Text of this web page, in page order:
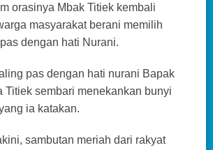
orasinya Mbak Titiek kembali
masyarakat berani memilih
dengan hati Nurani.
pas dengan hati nurani Bapak
Titiek sembari menekankan bunyi
ia katakan.
sambutan meriah dari rakyat